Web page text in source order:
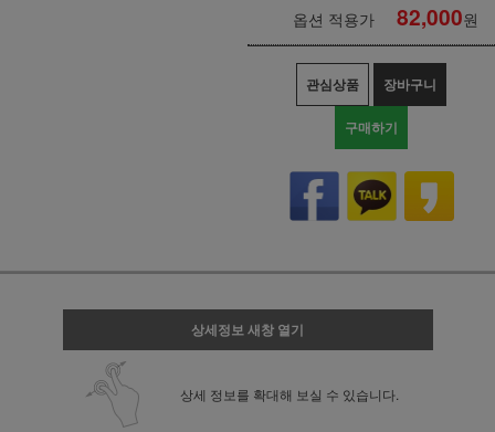
옵션 적용가 82,000원
관심상품 장바구니
구매하기
상세정보 새창 열기
상세 정보를 확대해 보실 수 있습니다.